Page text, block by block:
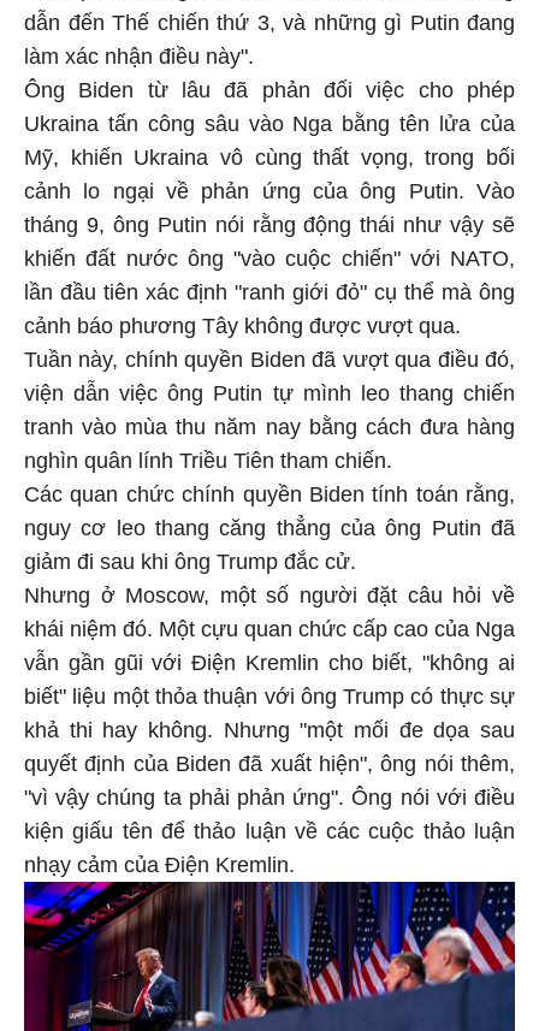
dẫn đến Thế chiến thứ 3, và những gì Putin đang
làm xác nhận điều này".
Ông Biden từ lâu đã phản đối việc cho phép
Ukraina tấn công sâu vào Nga bằng tên lửa của
Mỹ, khiến Ukraina vô cùng thất vọng, trong bối
cảnh lo ngại về phản ứng của ông Putin. Vào
tháng 9, ông Putin nói rằng động thái như vậy sẽ
khiến đất nước ông "vào cuộc chiến" với NATO,
lần đầu tiên xác định "ranh giới đỏ" cụ thể mà ông
cảnh báo phương Tây không được vượt qua.
Tuần này, chính quyền Biden đã vượt qua điều đó,
viện dẫn việc ông Putin tự mình leo thang chiến
tranh vào mùa thu năm nay bằng cách đưa hàng
nghìn quân lính Triều Tiên tham chiến.
Các quan chức chính quyền Biden tính toán rằng,
nguy cơ leo thang căng thẳng của ông Putin đã
giảm đi sau khi ông Trump đắc cử.
Nhưng ở Moscow, một số người đặt câu hỏi về
khái niệm đó. Một cựu quan chức cấp cao của Nga
vẫn gần gũi với Điện Kremlin cho biết, "không ai
biết" liệu một thỏa thuận với ông Trump có thực sự
khả thi hay không. Nhưng "một mối đe dọa sau
quyết định của Biden đã xuất hiện", ông nói thêm,
"vì vậy chúng ta phải phản ứng". Ông nói với điều
kiện giấu tên để thảo luận về các cuộc thảo luận
nhạy cảm của Điện Kremlin.